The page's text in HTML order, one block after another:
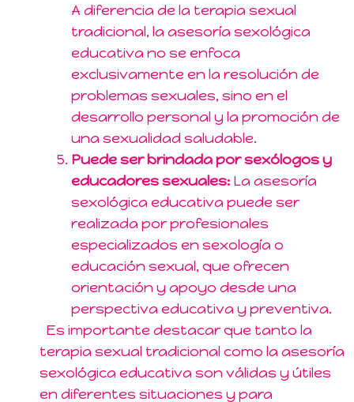
A diferencia de la terapia sexual
tradicional, la asesoría sexológica
educativa no se enfoca
exclusivamente en la resolución de
problemas sexuales, sino en el
desarrollo personal y la promoción de
una sexualidad saludable.
Puede ser brindada por sexólogos y
educadores sexuales: La asesoría
sexológica educativa puede ser
realizada por profesionales
especializados en sexología o
educación sexual, que ofrecen
orientación y apoyo desde una
perspectiva educativa y preventiva.
Es importante destacar que tanto la
terapia sexual tradicional como la asesoría
sexológica educativa son válidas y útiles
en diferentes situaciones y para